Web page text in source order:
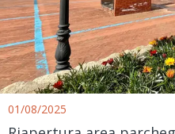
01/08/2025